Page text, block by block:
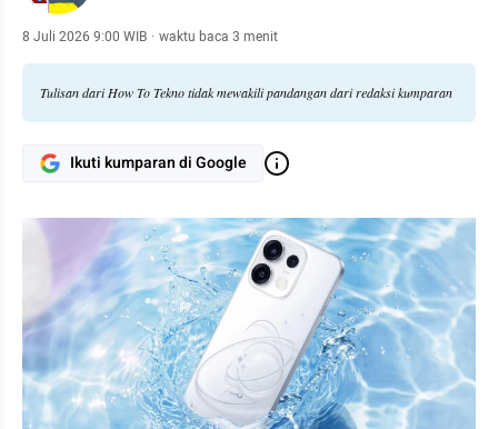
8 Juli 2026 9:00 WIB · waktu baca 3 menit
Tulisan dari How To Tekno tidak mewakili pandangan dari redaksi kumparan
Ikuti kumparan di Google